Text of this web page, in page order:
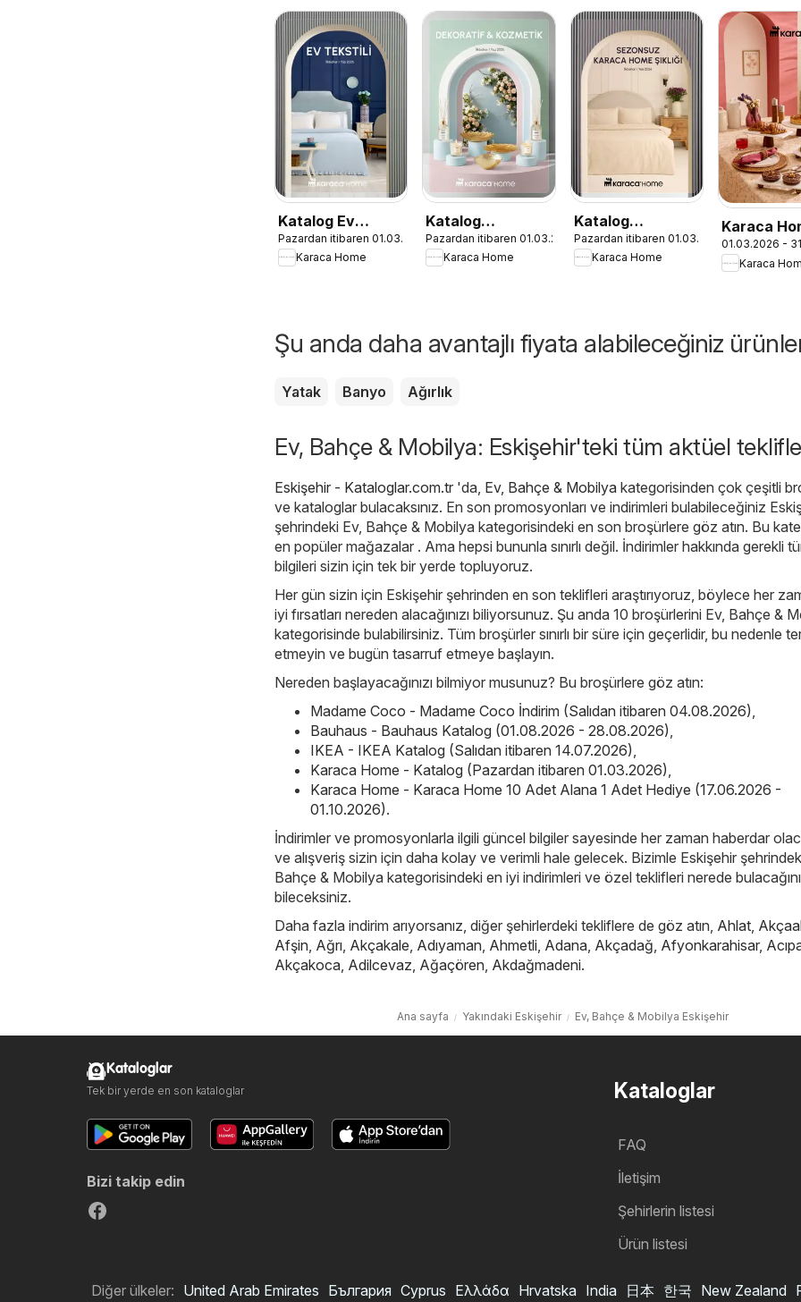
Katalog Ev
Tekstili - İlkbahar
/ Yaz 2026
Pazardan itibaren 01.03.2026
Karaca Home
Katalog
Dekoratif -
İlkbahar / Yaz
Pazardan itibaren 01.03.2026
Karaca Home
Katalog
Sezonsuz Karaca
Home Şıklığı -
Pazardan itibaren 01.03.2026
Karaca Home
Karaca
Dekoratif
İlkbahar/
01.03.2026 -
Karaca
Şu anda daha avantajlı fiyata alabileceğiniz
Yatak Banyo Ağırlık
Ev, Bahçe & Mobilya: Eskişehir'teki tüm aktüel
Eskişehir - Kataloglar.com.tr 'da, Ev, Bahçe & Mobilya kategorisinden çok çeşitli
ve kataloglar bulacaksınız. En son promosyonları ve indirimleri bulabileceğiniz
şehrindeki Ev, Bahçe & Mobilya kategorisindeki en son broşürlere göz atın. Bu
en popüler mağazalar . Ama hepsi bununla sınırlı değil. İndirimler hakkında gerekli
bilgileri sizin için tek bir yerde topluyoruz.
Her gün sizin için Eskişehir şehrinden en son teklifleri araştırıyoruz, böylece her
iyi fırsatları nereden alacağınızı biliyorsunuz. Şu anda 10 broşürlerini Ev, Bahçe &
kategorisinde bulabilirsiniz. Tüm broşürler sınırlı bir süre için geçerlidir, bu nedenle
etmeyin ve bugün tasarruf etmeye başlayın.
Nereden başlayacağınızı bilmiyor musunuz? Bu broşürlere göz atın:
Madame Coco - Madame Coco İndirim (Salıdan itibaren 04.08.2026),
Bauhaus - Bauhaus Katalog (01.08.2026 - 28.08.2026),
IKEA - IKEA Katalog (Salıdan itibaren 14.07.2026),
Karaca Home - Katalog (Pazardan itibaren 01.03.2026),
Karaca Home - Karaca Home 10 Adet Alana 1 Adet Hediye (17.06.2026 -
01.10.2026).
İndirimler ve promosyonlarla ilgili güncel bilgiler sayesinde her zaman haberdar
ve alışveriş sizin için daha kolay ve verimli hale gelecek. Bizimle Eskişehir
Bahçe & Mobilya kategorisindeki en iyi indirimleri ve özel teklifleri nerede
bileceksiniz.
Daha fazla indirim arıyorsanız, diğer şehirlerdeki tekliflere de göz atın, Ahlat,
Afşin, Ağrı, Akçakale, Adıyaman, Ahmetli, Adana, Akçadağ, Afyonkarahisar,
Akçakoca, Adilcevaz, Ağaçören, Akdağmadeni.
Ana sayfa Yakındaki Eskişehir Ev, Bahçe & Mobilya Eskişehir
Kataloglar
FAQ
İletişim
Şehirlerin listesi
Ürün listesi
Kataloglar
Tek bir yerde en son kataloglar
Bizi takip edin
Diğer ülkeler: United Arab Emirates България Cyprus Ελλάδα Hrvatska India 日本 한국 New Zealand